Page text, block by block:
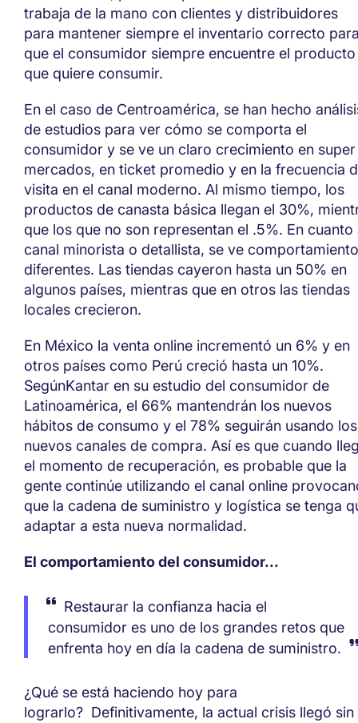
trabaja de la mano con clientes y distribuidores
para mantener siempre el inventario correcto
que el consumidor siempre encuentre el producto
que quiere consumir.
En el caso de Centroamérica, se han hecho
de estudios para ver cómo se comporta el
consumidor y se ve un claro crecimiento en super
mercados, en ticket promedio y en la frecuencia
visita en el canal moderno. Al mismo tiempo, los
productos de canasta básica llegan el 30%,
que los que no son representan el .5%. En cuanto
canal minorista o detallista, se ve
diferentes. Las tiendas cayeron hasta un 50% en
algunos países, mientras que en otros las tiendas
locales crecieron.
En México la venta online incrementó un 6% y en
otros países como Perú creció hasta un 10%.
SegúnKantar en su estudio del consumidor de
Latinoamérica, el 66% mantendrán los nuevos
hábitos de consumo y el 78% seguirán usando los
nuevos canales de compra. Así es que cuando
el momento de recuperación, es probable que la
gente continúe utilizando el canal online
que la cadena de suministro y logística se tenga
adaptar a esta nueva normalidad.
El comportamiento del consumidor...
Restaurar la confianza hacia el
consumidor es uno de los grandes retos que
enfrenta hoy en día la cadena de suministro.
¿Qué se está haciendo hoy para
lograrlo? Definitivamente, la actual crisis llegó sin